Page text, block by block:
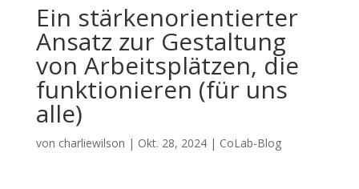
Ein stärkenorientierter
Ansatz zur Gestaltung
von Arbeitsplätzen, die
funktionieren (für uns
alle)
von charliewilson | Okt. 28, 2024| CoLab-Blog